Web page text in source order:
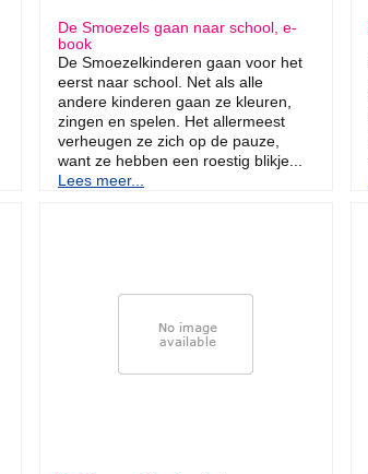
De Smoezels gaan naar school, e-
book
De Smoezelkinderen gaan voor het
eerst naar school. Net als alle
andere kinderen gaan ze kleuren,
zingen en spelen. Het allermeest
verheugen ze zich op de pauze,
want ze hebben een roestig blikje...
Lees meer...